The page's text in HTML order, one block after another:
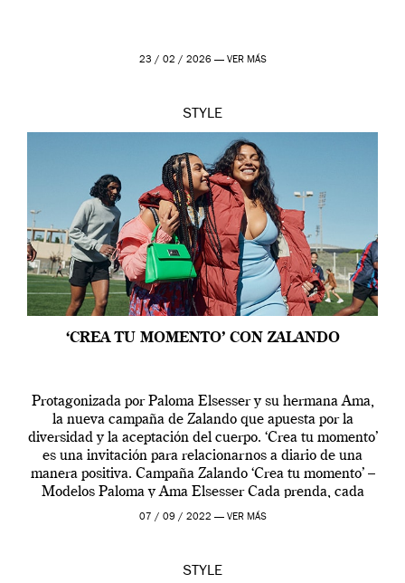
23 / 02 / 2026 — VER MÁS
STYLE
‘CREA TU MOMENTO’ CON ZALANDO
Protagonizada por Paloma Elsesser y su hermana Ama,
la nueva campaña de Zalando que apuesta por la
diversidad y la aceptación del cuerpo. ‘Crea tu momento’
es una invitación para relacionarnos a diario de una
manera positiva. Campaña Zalando ‘Crea tu momento’ –
Modelos Paloma y Ama Elsesser Cada prenda, cada
outfit, cada momento, caracteriza […]
07 / 09 / 2022 — VER MÁS
STYLE